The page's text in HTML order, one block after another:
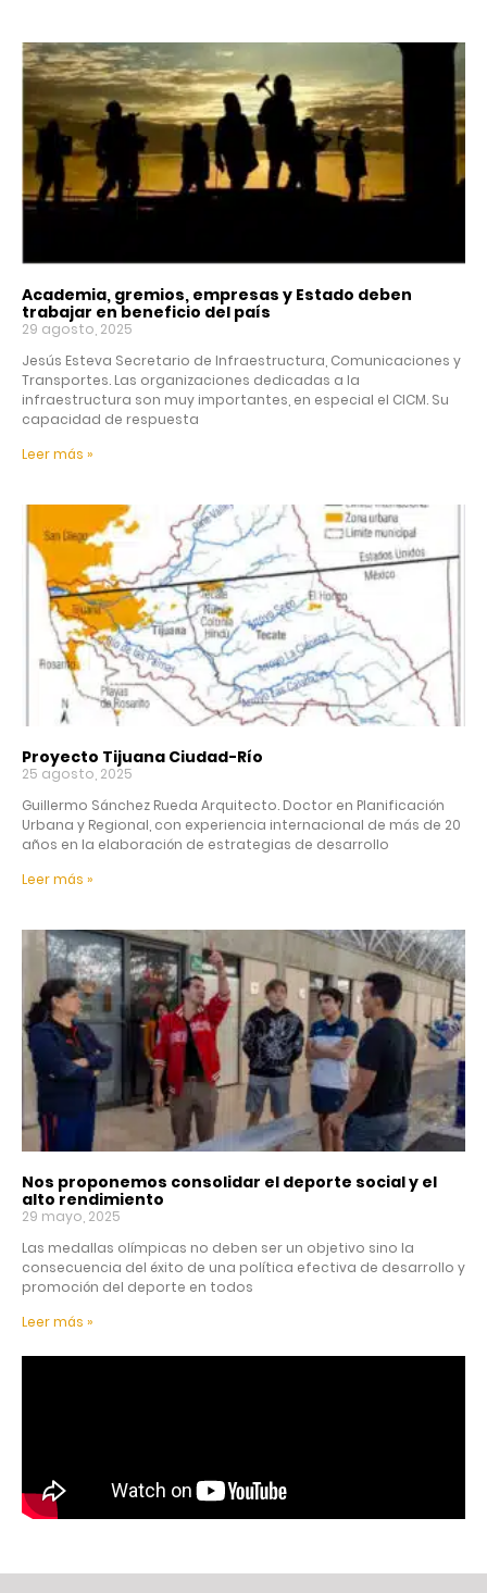
Academia, gremios, empresas y Estado deben
trabajar en beneficio del país
29 agosto, 2025
Jesús Esteva Secretario de Infraestructura, Comunicaciones y
Transportes. Las organizaciones dedicadas a la
infraestructura son muy importantes, en especial el CICM. Su
capacidad de respuesta
Leer más »
Proyecto Tijuana Ciudad-Río
25 agosto, 2025
Guillermo Sánchez Rueda Arquitecto. Doctor en Planificación
Urbana y Regional, con experiencia internacional de más de 20
años en la elaboración de estrategias de desarrollo
Leer más »
Nos proponemos consolidar el deporte social y el
alto rendimiento
29 mayo, 2025
Las medallas olímpicas no deben ser un objetivo sino la
consecuencia del éxito de una política efectiva de desarrollo y
promoción del deporte en todos
Leer más »